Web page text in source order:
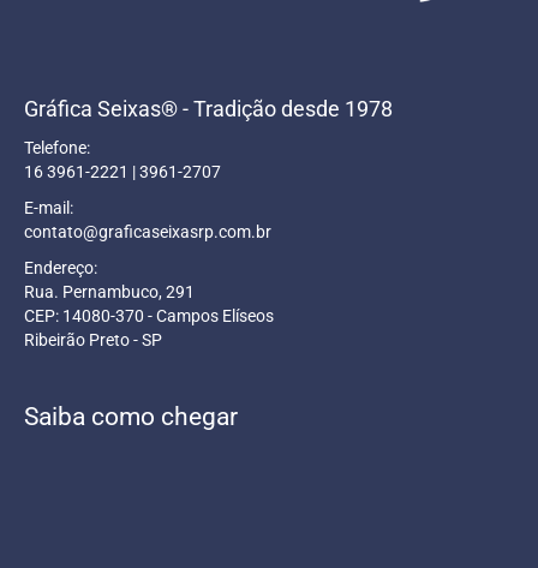
Gráfica Seixas® - Tradição desde 1978
Telefone:
16 3961-2221 | 3961-2707
E-mail:
contato@graficaseixasrp.com.br
Endereço:
Rua. Pernambuco, 291
CEP: 14080-370 - Campos Elíseos
Ribeirão Preto - SP
Saiba como chegar